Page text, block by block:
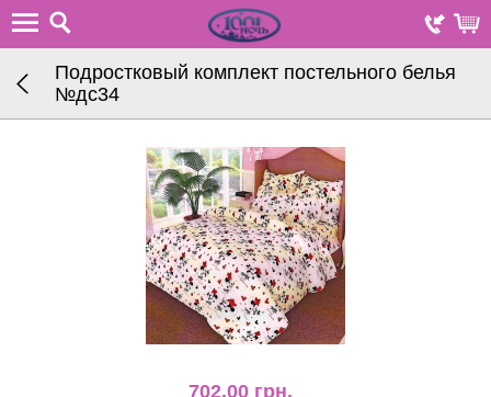
Подростковый комплект постельного белья
№дc34
702.00 грн.